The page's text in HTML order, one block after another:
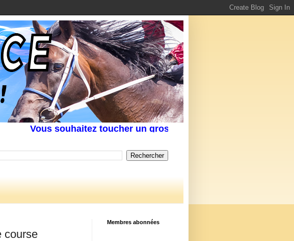
Vous souhaitez toucher un gros rapport au Tiercé,Quarté, voir
course
Membres abonnées